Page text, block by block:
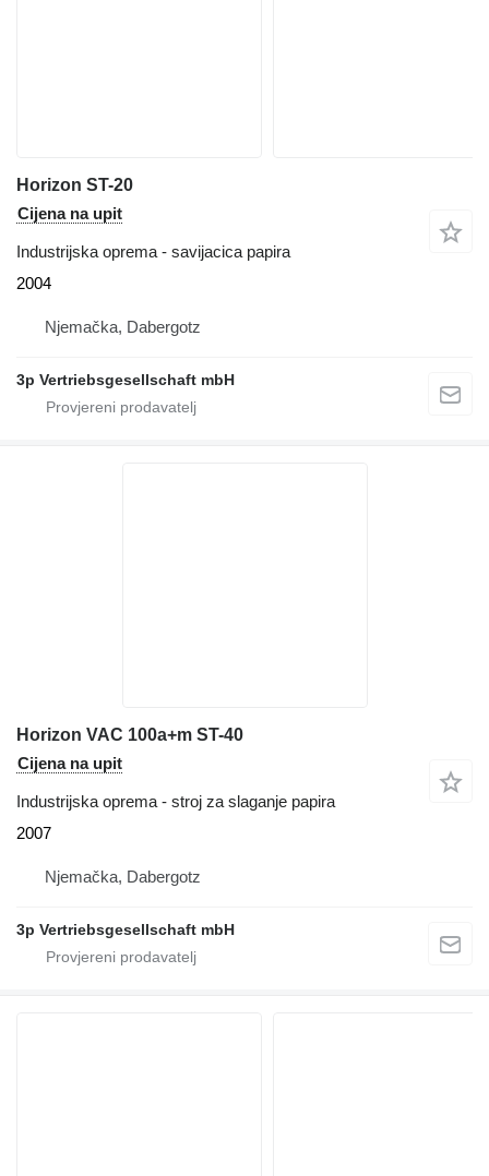
Horizon ST-20
Cijena na upit
Industrijska oprema - savijacica papira
2004
Njemačka, Dabergotz
3p Vertriebsgesellschaft mbH
Horizon VAC 100a+m ST-40
Cijena na upit
Industrijska oprema - stroj za slaganje papira
2007
Njemačka, Dabergotz
3p Vertriebsgesellschaft mbH